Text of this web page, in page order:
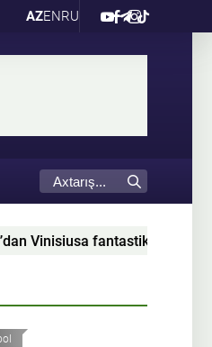
AZENRU
fantastik təklif: 47 milyon